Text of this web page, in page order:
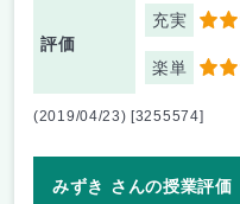
評価
充実 5
楽単 5
(2019/04/23) [3255574]
みずき さんの授業評価